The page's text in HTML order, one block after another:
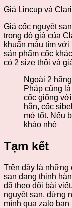
Giá Lincup và
Giá cốc nguyệt
trong đó giá của
khuẩn màu tím
sản phẩm cốc
có 2 size thôi và
Ngoài 2
Pháp cũng
cốc giống
hẳn, cốc
mở tốt. Nếu
khảo nhé
Tạm kết
Trên đây là những
san đang thịnh
đã theo dõi bài
nguyệt san, đừng
mình qua zalo bạn